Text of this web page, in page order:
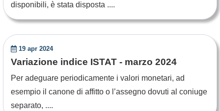
disponibili, è stata disposta ....
19 apr 2024
Variazione indice ISTAT - marzo 2024
Per adeguare periodicamente i valori monetari, ad
esempio il canone di affitto o l’assegno dovuti al coniuge
separato, ....